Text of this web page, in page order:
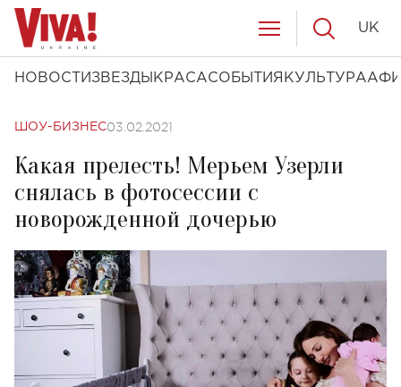
НОВОСТИ ЗВЕЗДЫ КРАСАСОБЫТИЯ КУЛЬТУРА
UK
ШОУ-БИЗНЕС03.02.2021
Какая прелесть! Мерьем Узерли
снялась в фотосессии с
новорожденной дочерью